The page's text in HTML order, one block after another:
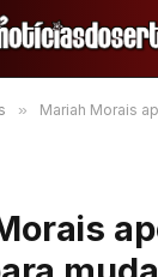
» Mariah Morais aposta na